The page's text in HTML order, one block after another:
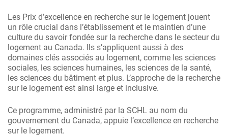
Les Prix d’excellence en recherche sur le logement jouent
un rôle crucial dans l’établissement et le maintien d’une
culture du savoir fondée sur la recherche dans le secteur du
logement au Canada. Ils s’appliquent aussi à des
domaines clés associés au logement, comme les sciences
sociales, les sciences humaines, les sciences de la santé,
les sciences du bâtiment et plus. L’approche de la recherche
sur le logement est ainsi large et inclusive.
Ce programme, administré par la SCHL au nom du
gouvernement du Canada, appuie l’excellence en recherche
sur le logement.